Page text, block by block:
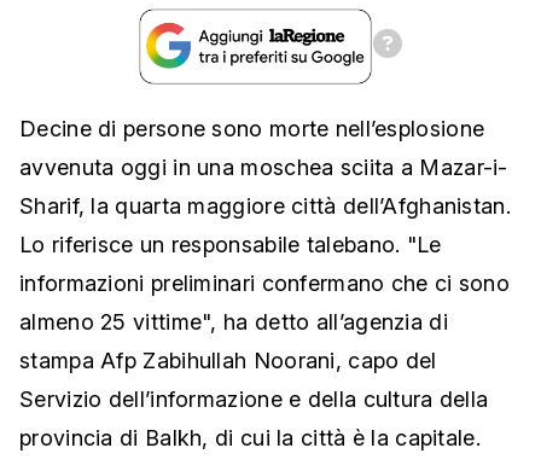
Decine di persone sono morte nell’esplosione
avvenuta oggi in una moschea sciita a Mazar-i-
Sharif, la quarta maggiore città dell’Afghanistan.
Lo riferisce un responsabile talebano. "Le
informazioni preliminari confermano che ci sono
almeno 25 vittime", ha detto all’agenzia di
stampa Afp Zabihullah Noorani, capo del
Servizio dell’informazione e della cultura della
provincia di Balkh, di cui la città è la capitale.